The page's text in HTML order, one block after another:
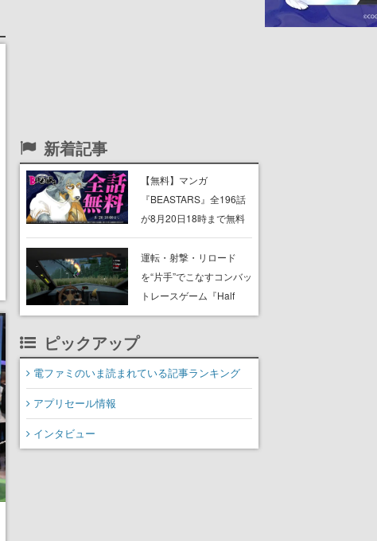
新着記事
【無料】マンガ
『BEASTARS』全196話
が8月20日18時まで無料
キャンペーン開催中。肉
食獣と草食獣が共存する
世界で、チェリートン学
園演劇部の繊細な狼・レ
ゴシらの青春を描く動物
運転・射撃・リロード
を“片手”でこなすコンバッ
トレースゲーム『Half
Grip』が忙しすぎる。ラ
蹴散らしながら勝利を目
指すピクセルアート調の
ピックアップ
電ファミのいま読まれている記事ランキング
アプリセール情報
インタビュー